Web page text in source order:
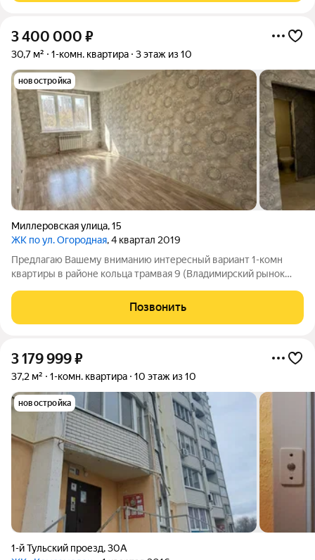
3 400 000 ₽
30,7 м² 1-комн. квартира 3 этаж из 10
новостройка
Миллеровская улица,15
ЖК по ул. Огородная, 4 квартал 2019
Предлагаю Вашему вниманию интересный вариант 1-комн
квартиры в районе кольца трамвая 9 (Владимирский рынок
продажа. Любая форма расчета, выход на сделку за 1 день.
Квартира приобреталась от
Позвонить
3 179 999₽
37,2 м² 1-комн. квартира 10 этаж из 10
новостройка
1-й Тульский проезд,30А